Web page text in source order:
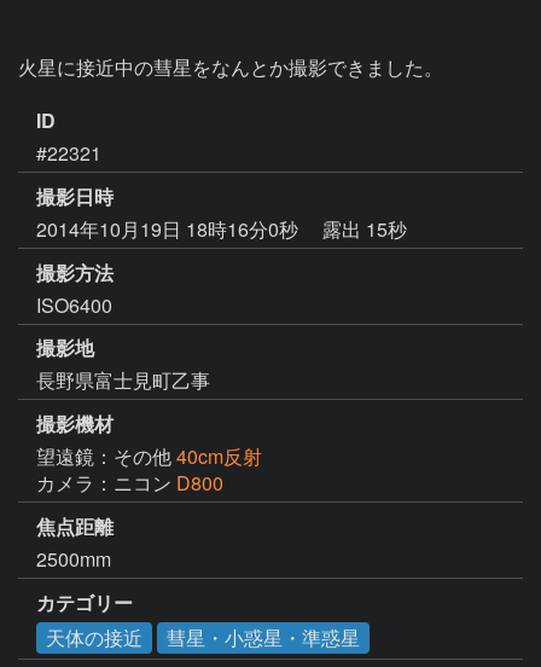
火星に接近中の彗星をなんとか撮影できました。
ID
#22321
撮影日時
2014年10月19日 18時16分0秒
露出 15秒
撮影方法
ISO6400
撮影地
長野県富士見町乙事
撮影機材
望遠鏡：その他40cm反射
カメラ：ニコン D800
焦点距離
2500mm
カテゴリー
天体の接近
彗星・小惑星・準惑星